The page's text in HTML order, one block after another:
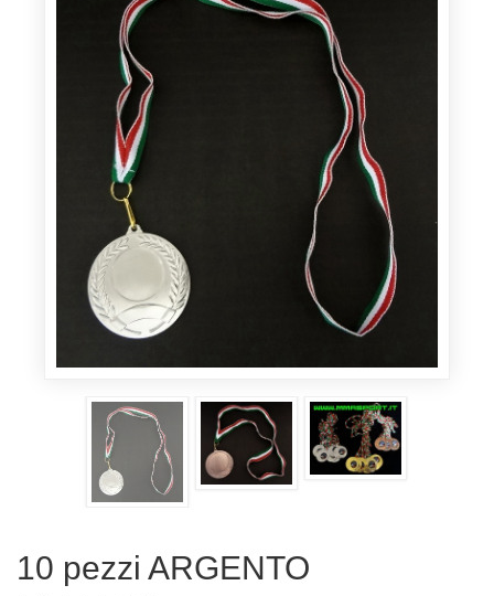
10 pezzi ARGENTO